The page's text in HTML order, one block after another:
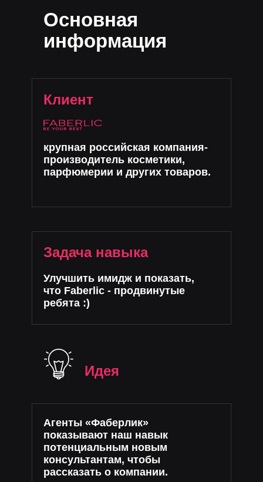
Основная
информация
Клиент
Задача навыка
крупная российская компания-
производитель косметики,
парфюмерии и других товаров.
Улучшить имидж и показать,
что Faberlic - продвинутые
ребята :)
Идея
Агенты «Фаберлик»
показывают наш навык
потенциальным новым
консультантам, чтобы
рассказать о компании.